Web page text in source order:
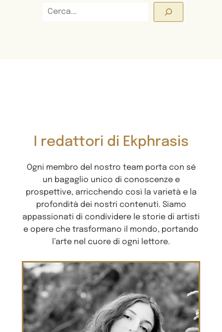
I redattori di Ekphrasis
Ogni membro del nostro team porta con sé
un bagaglio unico di conoscenze e
prospettive, arricchendo così la varietà e la
profondità dei nostri contenuti. Siamo
appassionati di condividere le storie di artisti
e opere che trasformano il mondo, portando
l’arte nel cuore di ogni lettore.